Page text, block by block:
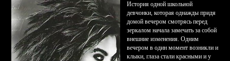
История одной школьной
девчонки, которая однажды придя
домой вечером смотрясь перед
зеркалом начала замечать за собой
внешние изменения. Одним
вечером в один момент возникли и
клыки, глаза стали красными и у